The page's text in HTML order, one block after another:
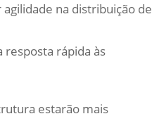
na distribuição de
rápida às
estarão mais